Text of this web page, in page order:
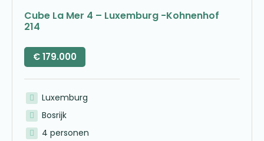
Cube La Mer 4 – Luxemburg -Kohnenhof
214
€179.000
Luxemburg
Bosrijk
4 personen